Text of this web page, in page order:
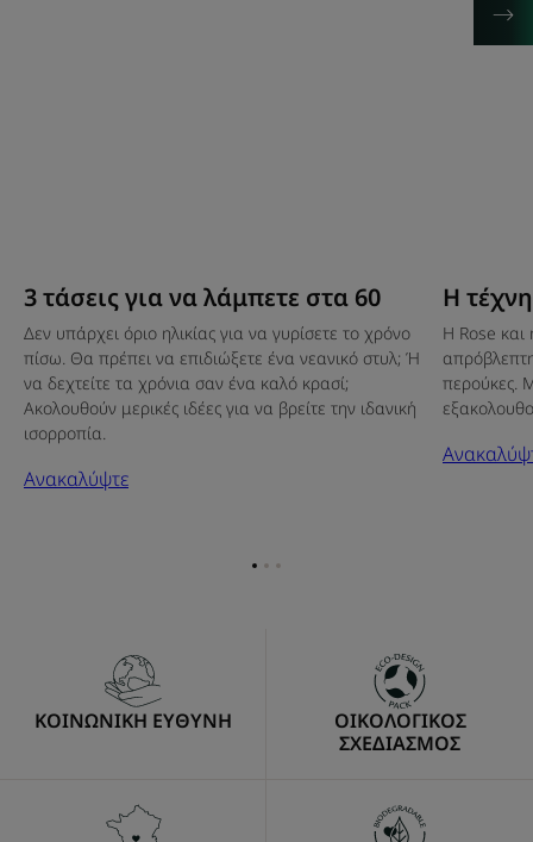
3 τάσεις για να λάμπετε στα 60
Δεν υπάρχει όριο ηλικίας για να γυρίσετε το χρόνο
πίσω. Θα πρέπει να επιδιώξετε ένα νεανικό στυλ; Ή
να δεχτείτε τα χρόνια σαν ένα καλό κρασί;
Ακολουθούν μερικές ιδέες για να βρείτε την ιδανική
ισορροπία.
Ανακαλύψτε
Η
Η Rose και
περούκες.
Go
GoGo
ΚΟΙΝΩΝΙΚΗ ΕΥΘΥΝΗ
ΟΙΚΟΛΟΓΙΚΟΣ
ΣΧΕΔΙΑΣΜΟΣ